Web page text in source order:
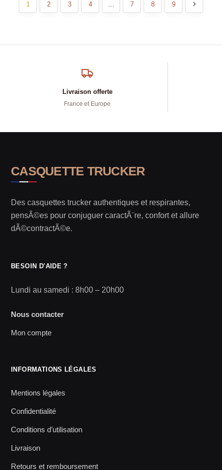
1 2 3 4 … 7 8 9
Livraison offerte
France et Europe
CASQUETTE TRUCKER
Des casquettes trucker authentiques et respirantes,
pensÃ©es pour conjuguer caractÃ¨re, confort et allure
dÃ©contractÃ©e.
BESOIN D'AIDE ?
Lundi au samedi : 8h00 – 20h00
Nous contacter
Mon compte
INFORMATIONS LÉGALES
Mentions légales
Confidentialité
Conditions d’utilisation
Livraison
Retours et remboursement